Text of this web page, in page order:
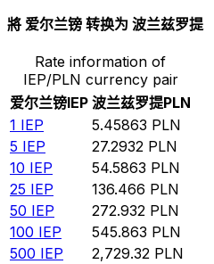
將 爱尔兰镑 转换为 波兰兹罗提
Rate information of
IEP/PLN currency pair
爱尔兰镑IEP 波兰兹罗提PLN
1 IEP 5.45863 PLN
5 IEP 27.2932 PLN
10 IEP 54.5863 PLN
25 IEP 136.466 PLN
50 IEP 272.932 PLN
100 IEP 545.863 PLN
500 IEP 2,729.32 PLN